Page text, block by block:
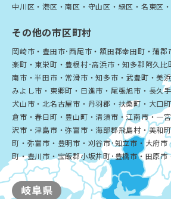
中川区・港区・南区・守山区・緑区・名東区
その他の市区町村
岡崎市・豊田市･西尾市・額田郡幸田町・蒲
楽町・東栄町・豊根村･高浜市・知多郡阿久
南市・半田市・常滑市・知多市・武豊町・美
みよし市・東郷町・日進市・尾張旭市・長久
犬山市・北名古屋市・丹羽郡・扶桑町・大口
倉市・春日町・豊山町・清須市・江南市・一
沢市・津島市・弥富市・海部郡飛島村・美和
町・弥富市・豊明市・刈谷市･知立市・大府
町・豊川市・宝飯郡小坂井町･豊橋市・田原市
岐阜県